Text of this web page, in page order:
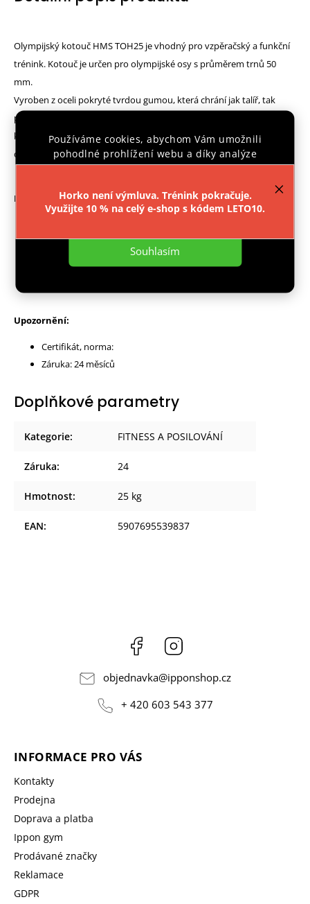
Používáme cookies, abychom Vám umožnili
pohodlné prohlížení webu a díky analýze
provozu webu neustále zlepšovali jeho funkce,
Nastavení
Souhlasím
Horko není výmluva. Trénink pokračuje.
Využijte 10 % na celý e-shop s kódem LETO10.
Olympijský kotouč HMS TOH25 je vhodný pro vzpěračský a funkční
trénink. Kotouč je určen pro olympijské osy s průměrem trnů 50
mm.
Vyroben z oceli pokryté tvrdou gumou, která chrání jak talíř, tak
podlahu před poškozením. Navíc je vybaveny praktickými madly,
které usnadňují manipulaci s kotoučem při nakládání a vykládnání z
osy, ale také jsou ideální ke cvikům se samostatným kotoučem.
Parametry:
Průměr otvoru: 51 mm
Upozornění:
Certifikát, norma:
Záruka: 24 měsíců
Doplňkové parametry
Kategorie: FITNESS A POSILOVÁNÍ
Záruka: 24
Hmotnost: 25 kg
EAN: 5907695539837
Facebook
objednavka@ipponshop.cz
+ 420 603 543 377
INFORMACE PRO VÁS
Kontakty
Prodejna
Doprava a platba
Ippon gym
Prodávané značky
Reklamace
GDPR